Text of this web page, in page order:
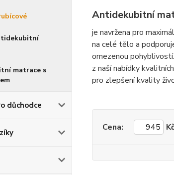
matrace s
důchodce
Antidekubitní
je navržena pro
na celé tělo a
omezenou
z naší nabídky
pro zlepšení kvality
Cena: